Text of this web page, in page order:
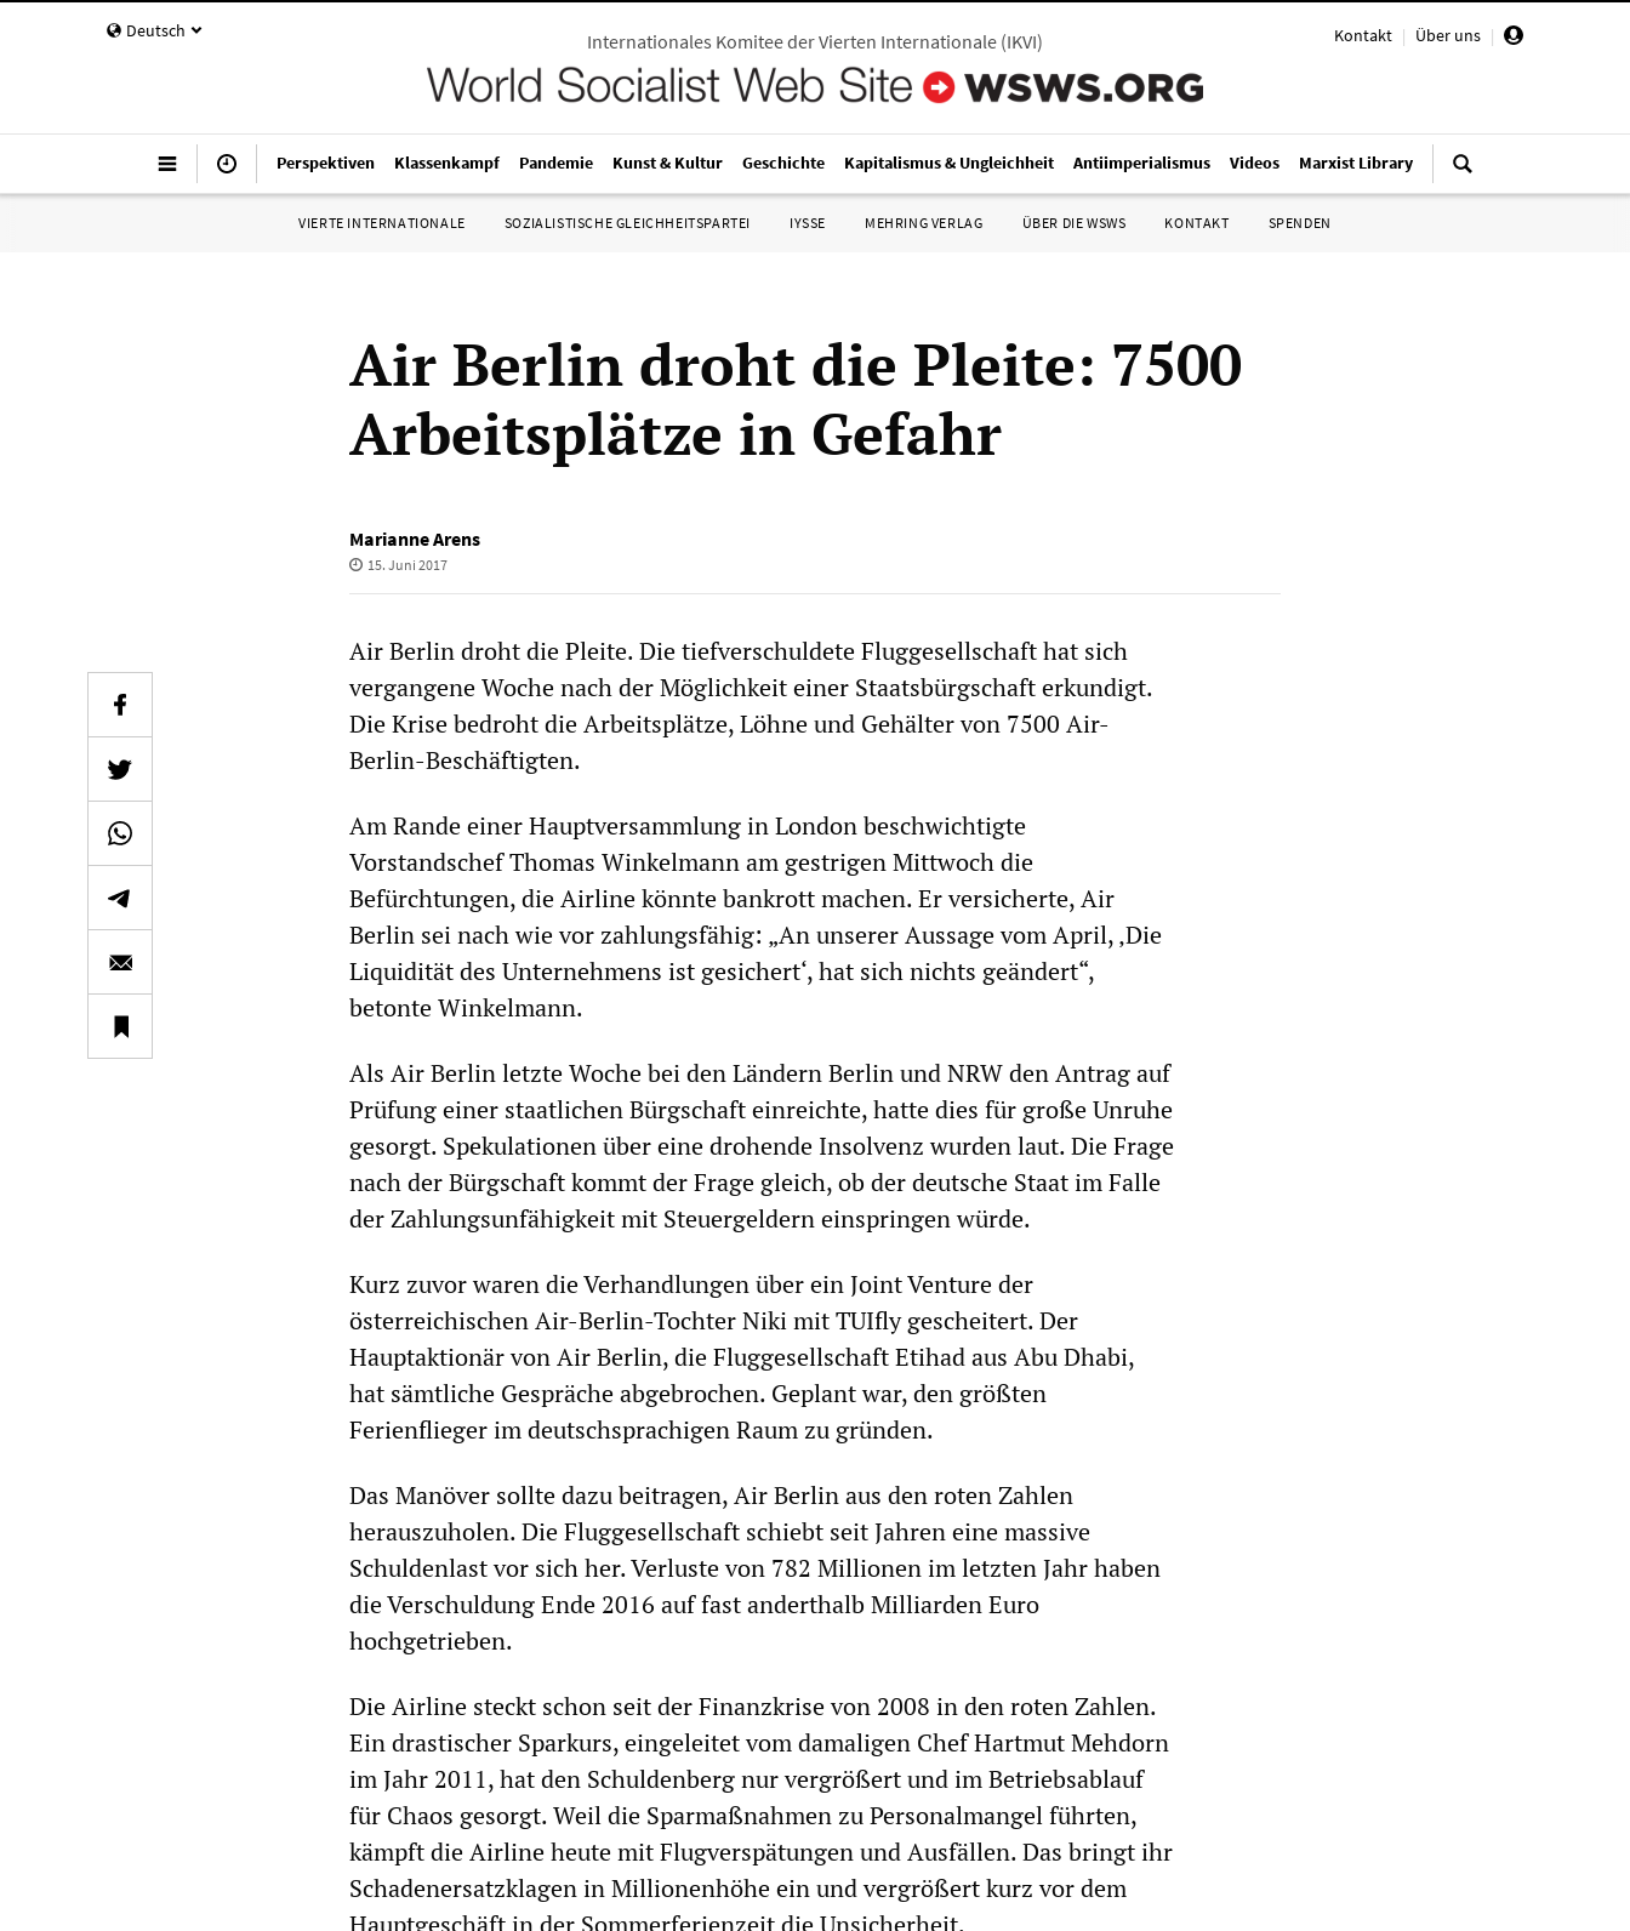
Deutsch Kontakt | Über uns |
Internationales Komitee der Vierten Internationale (IKVI)
Perspektiven Klassenkampf Pandemie Kunst & Kultur Geschichte Kapitalismus & Ungleichheit Antiimperialismus Videos Marxist Library
VIERTE INTERNATIONALE SOZIALISTISCHE GLEICHHEITSPARTEI IYSSE MEHRING VERLAG ÜBER DIE WSWS KONTAKT SPENDEN
Air Berlin droht die Pleite: 7500
Arbeitsplätze in Gefahr
Marianne Arens
15. Juni 2017
Air Berlin droht die Pleite. Die tiefverschuldete Fluggesellschaft hat sich
vergangene Woche nach der Möglichkeit einer Staatsbürgschaft erkundigt.
Die Krise bedroht die Arbeitsplätze, Löhne und Gehälter von 7500 Air-
Berlin-Beschäftigten.
Am Rande einer Hauptversammlung in London beschwichtigte
Vorstandschef Thomas Winkelmann am gestrigen Mittwoch die
Befürchtungen, die Airline könnte bankrott machen. Er versicherte, Air
Berlin sei nach wie vor zahlungsfähig: „An unserer Aussage vom April, ‚Die
Liquidität des Unternehmens ist gesichert‘, hat sich nichts geändert“,
betonte Winkelmann.
Als Air Berlin letzte Woche bei den Ländern Berlin und NRW den Antrag auf
Prüfung einer staatlichen Bürgschaft einreichte, hatte dies für große Unruhe
gesorgt. Spekulationen über eine drohende Insolvenz wurden laut. Die Frage
nach der Bürgschaft kommt der Frage gleich, ob der deutsche Staat im Falle
der Zahlungsunfähigkeit mit Steuergeldern einspringen würde.
Kurz zuvor waren die Verhandlungen über ein Joint Venture der
österreichischen Air-Berlin-Tochter Niki mit TUIfly gescheitert. Der
Hauptaktionär von Air Berlin, die Fluggesellschaft Etihad aus Abu Dhabi,
hat sämtliche Gespräche abgebrochen. Geplant war, den größten
Ferienflieger im deutschsprachigen Raum zu gründen.
Das Manöver sollte dazu beitragen, Air Berlin aus den roten Zahlen
herauszuholen. Die Fluggesellschaft schiebt seit Jahren eine massive
Schuldenlast vor sich her. Verluste von 782 Millionen im letzten Jahr haben
die Verschuldung Ende 2016 auf fast anderthalb Milliarden Euro
hochgetrieben.
Die Airline steckt schon seit der Finanzkrise von 2008 in den roten Zahlen.
Ein drastischer Sparkurs, eingeleitet vom damaligen Chef Hartmut Mehdorn
im Jahr 2011, hat den Schuldenberg nur vergrößert und im Betriebsablauf
für Chaos gesorgt. Weil die Sparmaßnahmen zu Personalmangel führten,
kämpft die Airline heute mit Flugverspätungen und Ausfällen. Das bringt ihr
Schadenersatzklagen in Millionenhöhe ein und vergrößert kurz vor dem
Hauptgeschäft in der Sommerferienzeit die Unsicherheit.